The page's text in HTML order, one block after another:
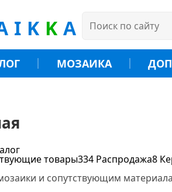
K A
МОЗАИКА
Цена
товары334 Распродажа8
и сопутствующим